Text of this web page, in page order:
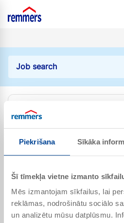
Piekrišana Sīkāka
Šī tīmekļa vietne izmanto
Mēs izmantojam sīkfailus, lai
reklāmas, nodrošinātu sociālo
un analizētu mūsu datplūsmu.
Expert executive
Stellenbezeichnung
Full time